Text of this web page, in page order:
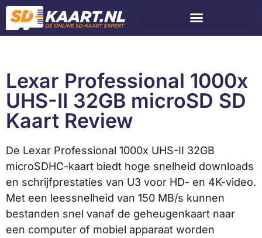
Lexar Professional 1000x
UHS-II 32GB microSD SD
Kaart Review
De Lexar Professional 1000x UHS-II 32GB
microSDHC-kaart biedt hoge snelheid downloads
en schrijfprestaties van U3 voor HD- en 4K-video.
Met een leessnelheid van 150 MB/s kunnen
bestanden snel vanaf de geheugenkaart naar
een computer of mobiel apparaat worden